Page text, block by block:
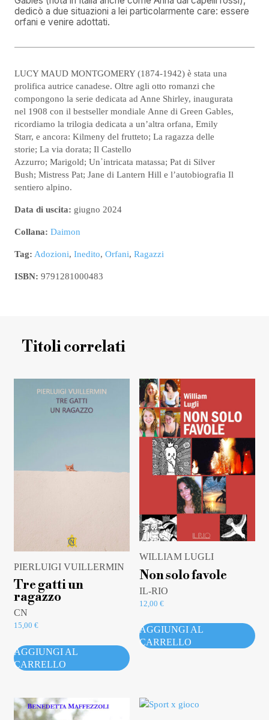
dedicò a due situazioni a lei particolarmente care: essere
orfani e venire adottati.
LUCY MAUD MONTGOMERY (1874-1942) è stata una
prolifica autrice canadese. Oltre agli otto romanzi che
compongono la serie dedicata ad Anne Shirley, inaugurata
nel 1908 con il bestseller mondiale Anne di Green Gables,
ricordiamo la trilogia dedicata a un’altra orfana, Emily
Starr, e ancora: Kilmeny del frutteto; La ragazza delle
storie; La via dorata; Il Castello
Azzurro; Marigold; Un᾽intricata matassa; Pat di Silver
Bush; Mistress Pat; Jane di Lantern Hill e l’autobiografia Il
sentiero alpino.
Data di uscita: giugno 2024
Collana: Daimon
Tag: Adozioni, Inedito, Orfani, Ragazzi
ISBN: 9791281000483
Titoli correlati
PIERLUIGI VUILLERMIN
Tre gatti un
ragazzo
CN
15,00 €
AGGIUNGI AL
CARRELLO
WILLIAM LUGLI
Non solo favole
IL-RIO
12,00€
AGGIUNGI AL
CARRELLO